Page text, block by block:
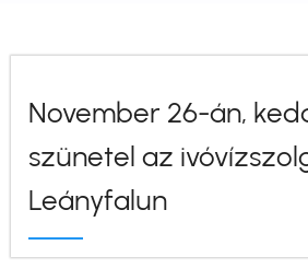
November 26-án,
szünetel az
Leányfalun